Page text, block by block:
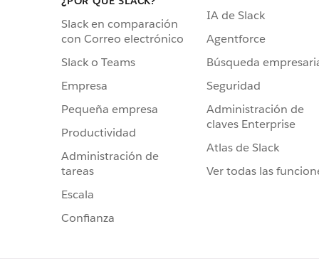
Slack en comparación
con Correo electrónico
Slack o Teams
Empresa
Pequeña empresa
Productividad
Administración de
tareas
Escala
Confianza
IA de Slack
Agentforce
Búsqueda
Seguridad
Administración de
claves Enterprise
Atlas de Slack
Ver todas las